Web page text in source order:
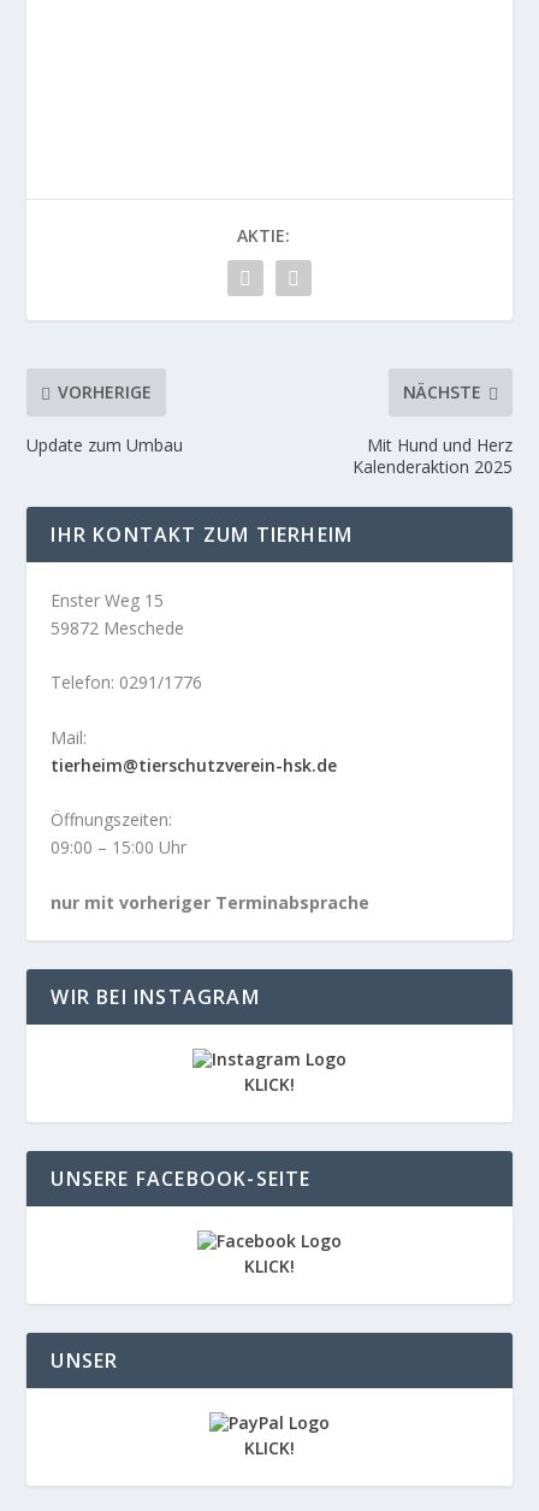
AKTIE:
VORHERIGE
Update zum Umbau
NÄCHSTE
Mit Hund und Herz
Kalenderaktion 2025
IHR KONTAKT ZUM TIERHEIM
Enster Weg 15
59872 Meschede
Telefon: 0291/1776
Mail:
tierheim@tierschutzverein-hsk.de
Öffnungszeiten:
09:00 – 15:00 Uhr
nur mit vorheriger Terminabsprache
WIR BEI INSTAGRAM
KLICK!
UNSERE FACEBOOK-SEITE
KLICK!
UNSER
KLICK!